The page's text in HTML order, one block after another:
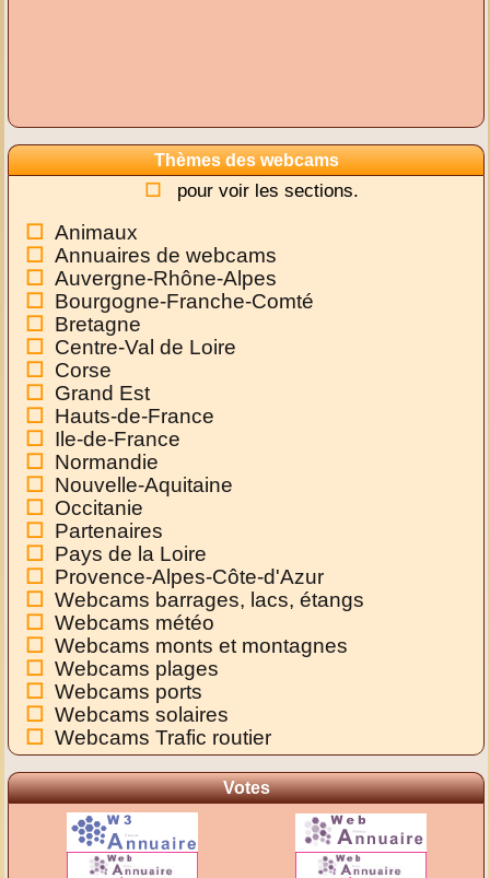
Thèmes des webcams
pour voir les sections.
Animaux
Annuaires de webcams
Auvergne-Rhône-Alpes
Bourgogne-Franche-Comté
Bretagne
Centre-Val de Loire
Corse
Grand Est
Hauts-de-France
Ile-de-France
Normandie
Nouvelle-Aquitaine
Occitanie
Partenaires
Pays de la Loire
Provence-Alpes-Côte-d'Azur
Webcams barrages, lacs, étangs
Webcams météo
Webcams monts et montagnes
Webcams plages
Webcams ports
Webcams solaires
Webcams Trafic routier
Votes